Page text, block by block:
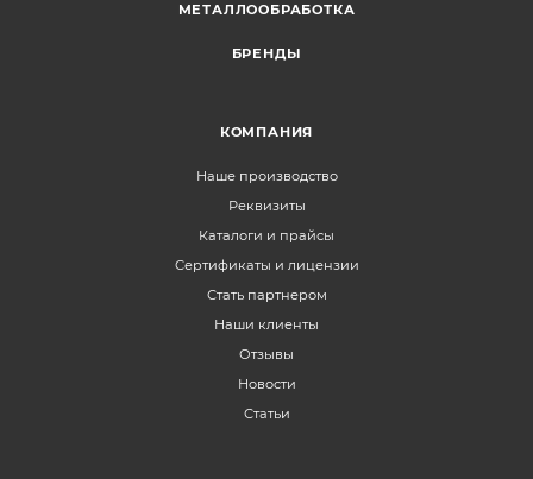
МЕТАЛЛООБРАБОТКА
БРЕНДЫ
КОМПАНИЯ
Наше производство
Реквизиты
Каталоги и прайсы
Сертификаты и лицензии
Стать партнером
Наши клиенты
Отзывы
Новости
Статьи